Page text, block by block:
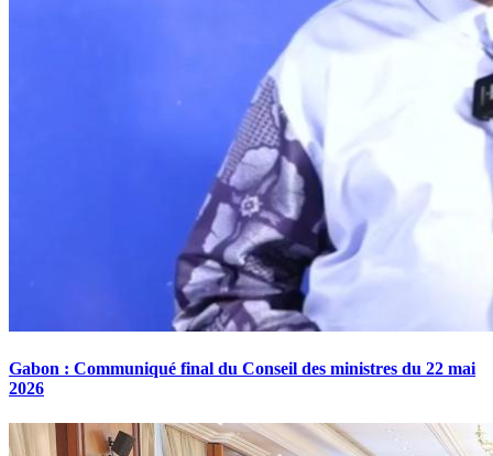
Gabon : Communiqué final du Conseil des ministres du 22 mai
2026